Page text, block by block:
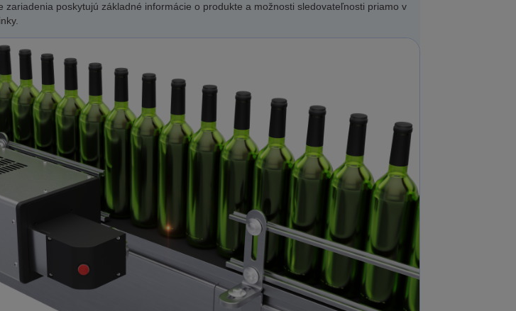
zariadenia poskytujú základné informácie o produkte a možnosti sledovateľnosti priamo v